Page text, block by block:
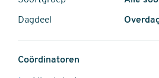
Dagdeel
Coördinatoren